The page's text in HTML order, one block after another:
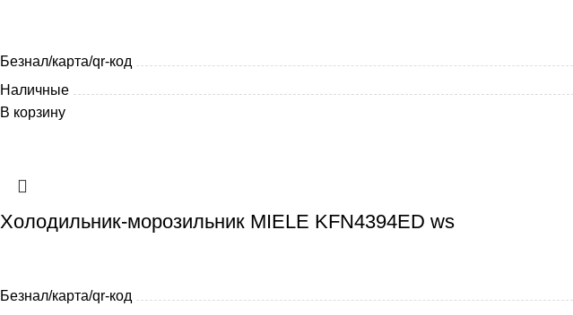
Безнал/карта/qr-код
Наличные
В корзину
Холодильник-морозильник MIELE KFN4394ED ws
Безнал/карта/qr-код